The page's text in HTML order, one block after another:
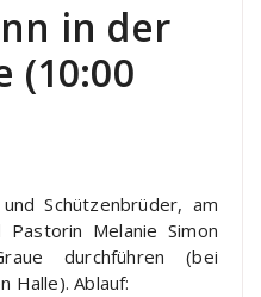
in der
(10:00
Schützenbrüder, am
Melanie Simon
durchführen (bei
Halle). Ablauf: